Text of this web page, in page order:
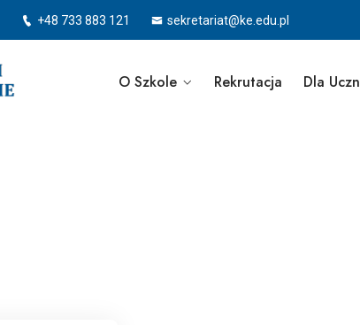
+48 733 883 121 sekretariat@ke.edu.pl
O Szkole Rekrutacja Dla